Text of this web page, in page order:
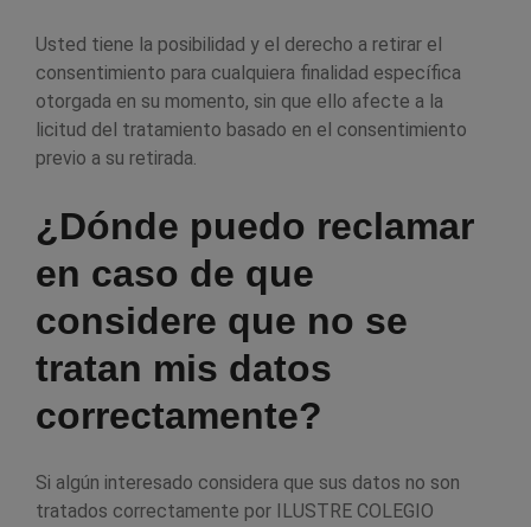
Usted tiene la posibilidad y el derecho a retirar el
consentimiento para cualquiera finalidad específica
otorgada en su momento, sin que ello afecte a la
licitud del tratamiento basado en el consentimiento
previo a su retirada.
¿Dónde puedo reclamar
en caso de que
considere que no se
tratan mis datos
correctamente?
Si algún interesado considera que sus datos no son
tratados correctamente por ILUSTRE COLEGIO